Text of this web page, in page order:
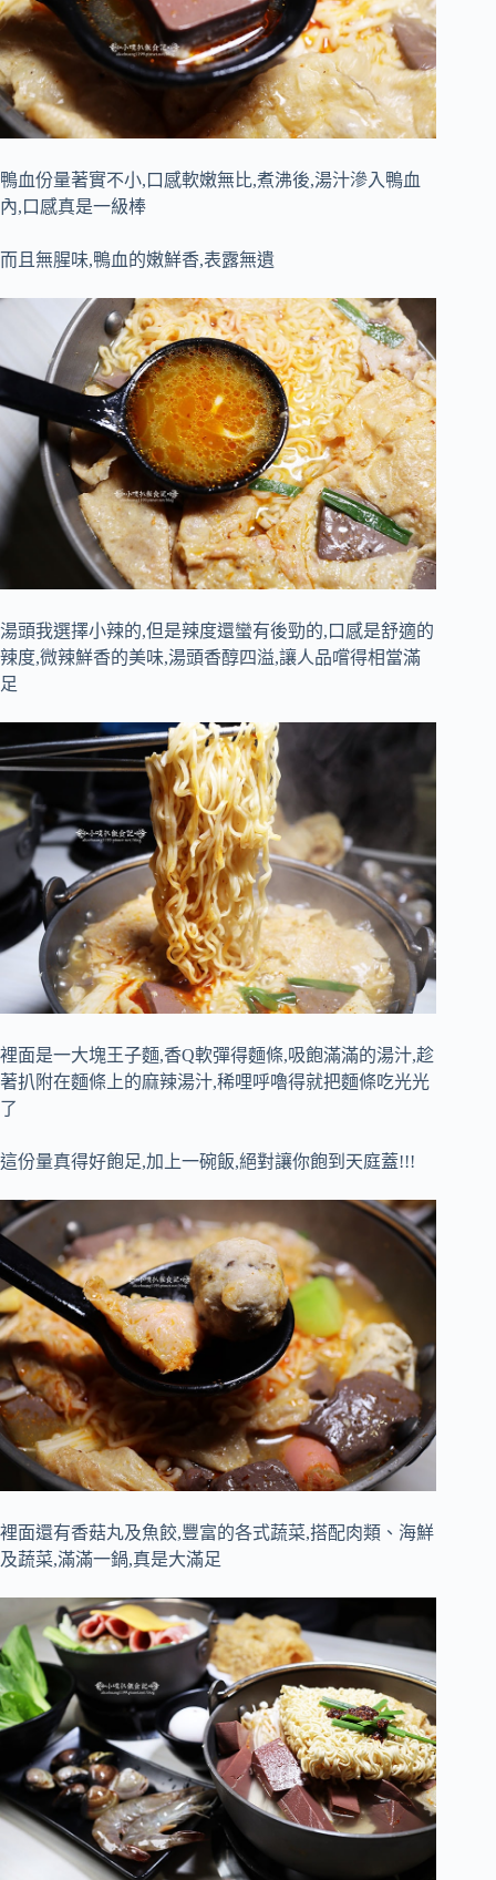
鴨血份量著實不小,口感軟嫩無比,煮沸後,湯汁滲入鴨血
內,口感真是一級棒
而且無腥味,鴨血的嫩鮮香,表露無遺
湯頭我選擇小辣的,但是辣度還蠻有後勁的,口感是舒適的
辣度,微辣鮮香的美味,湯頭香醇四溢,讓人品嚐得相當滿
足
裡面是一大塊王子麵,香Q軟彈得麵條,吸飽滿滿的湯汁,趁
著扒附在麵條上的麻辣湯汁,稀哩呼嚕得就把麵條吃光光
了
這份量真得好飽足,加上一碗飯,絕對讓你飽到天庭蓋!!!
裡面還有香菇丸及魚餃,豐富的各式蔬菜,搭配肉類、海鮮
及蔬菜,滿滿一鍋,真是大滿足